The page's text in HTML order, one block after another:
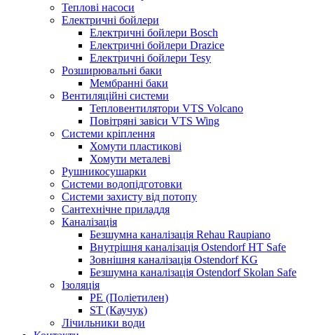
Теплові насоси
Електричні бойлери
Електричні бойлери Bosch
Електричні бойлери Drazice
Електричні бойлери Tesy
Розширювальні баки
Мембранні баки
Вентиляційні системи
Тепловентилятори VTS Volcano
Повітряні завіси VTS Wing
Системи кріплення
Хомути пластикові
Хомути металеві
Рушникосушарки
Системи водопідготовки
Системи захисту від потопу
Сантехнічне приладдя
Каналізація
Безшумна каналізація Rehau Raupiano
Внутрішня каналізація Ostendorf HT Safe
Зовнішня каналізація Ostendorf KG
Безшумна каналізація Ostendorf Skolan Safe
Ізоляція
PE (Поліетилен)
ST (Каучук)
Лічильники води